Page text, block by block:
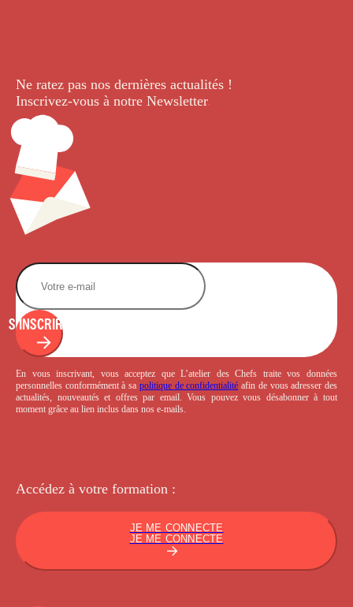
Ne ratez pas nos dernières actualités !
Inscrivez-vous à notre Newsletter.
S'INSCRIRE
En vous inscrivant, vous acceptez que L’atelier des Chefs traite vos données
personnelles conformément à sa politique de confidentialité afin de vous adresser des
actualités, nouveautés et offres par email. Vous pouvez vous désabonner à tout
moment grâce au lien inclus dans nos e-mails.
Accédez à votre formation :
JE ME CONNECTE
JE ME CONNECTE